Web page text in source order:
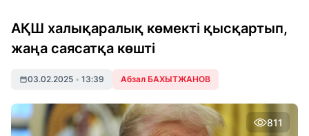
АҚШ халықаралық көмекті қысқартып,
жаңа саясатқа көшті
03.02.2025 • 13:39 Абзал БАХЫТЖАНОВ
811